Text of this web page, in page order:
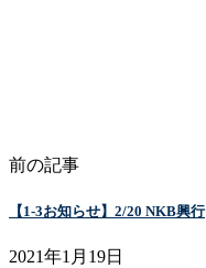
前の記事
【1-3お知らせ】2/20 NKB興行
2021年1月19日